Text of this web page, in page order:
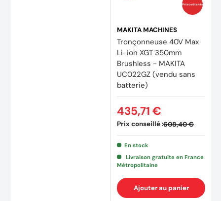
(1
Prix coûtants
MAKITA MACHINES
Tronçonneuse 40V Max
Li-ion XGT 350mm
Brushless - MAKITA
UC022GZ (vendu sans
batterie)
Prix conseillé :608,40 €
435,71 €
En stock
Livraison gratuite en France
Métropolitaine
Ajouter au panier